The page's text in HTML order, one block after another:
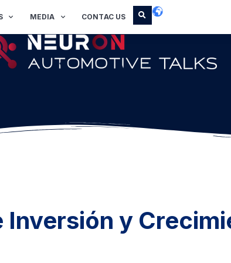
MEDIA CONTAC US
y